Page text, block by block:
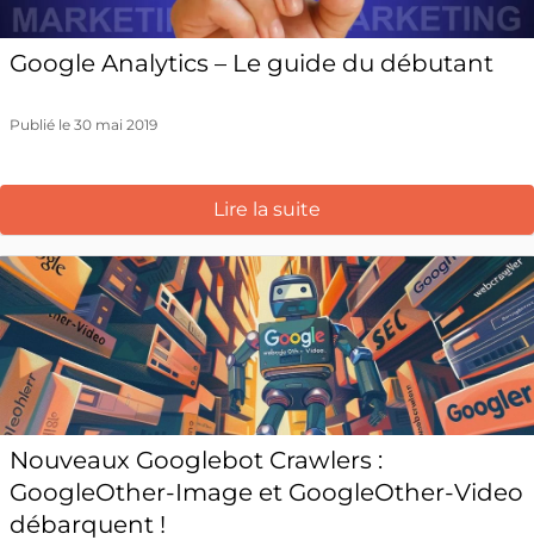
Google Analytics – Le guide du débutant
Publié le 30 mai 2019
Lire la suite
Nouveaux Googlebot Crawlers :
GoogleOther-Image et GoogleOther-Video
débarquent !